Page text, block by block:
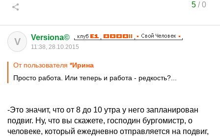
5/0
V Versiona©
11:38, 28.10.2015
От пользователя *Ирина
Просто работа. Или теперь и работа - редкость?...
-Это значит, что от 8 до 10 утра у него запланирован
подвиг. Ну, что вы скажете, господин бургомистр, о
человеке, который ежедневно отправляется на подвиг,